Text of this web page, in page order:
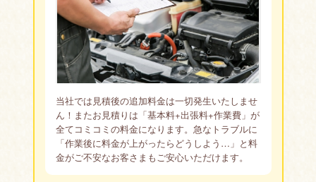
当社では見積後の追加料金は一切発生いたしませ
ん！またお見積りは「基本料+出張料+作業費」が
全てコミコミの料金になります。急なトラブルに
「作業後に料金が上がったらどうしよう…」と料
金がご不安なお客さまもご安心いただけます。